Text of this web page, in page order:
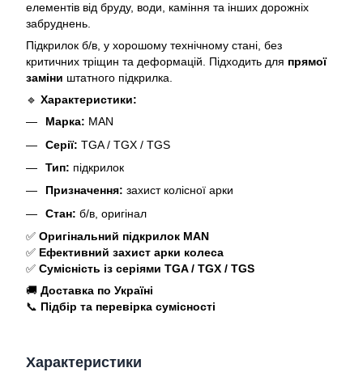
елементів від бруду, води, каміння та інших дорожніх
забруднень.
Підкрилок б/в, у хорошому технічному стані, без
критичних тріщин та деформацій. Підходить для прямої
заміни штатного підкрилка.
🔹 Характеристики:
Марка: MAN
Серії: TGA / TGX / TGS
Тип: підкрилок
Призначення: захист колісної арки
Стан: б/в, оригінал
✅ Оригінальний підкрилок MAN
✅ Ефективний захист арки колеса
✅ Сумісність із серіями TGA / TGX / TGS
🚚 Доставка по Україні
📞 Підбір та перевірка сумісності
Характеристики